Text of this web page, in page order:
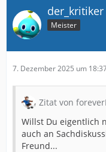
der_kritiker
Meister
7. Dezember 2025 um
Zitat von
Willst Du eigentlich
auch an
Freund...